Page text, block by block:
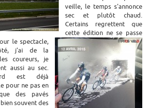
veille, le temps s'annonce
sec et plutôt chaud.
Certains regrettent que
cette édition ne se passe
le spectacle,
j'ai de la
coureurs, je
aussi au sec.
est déjà
pour ne pas en
des pavés
souvent des